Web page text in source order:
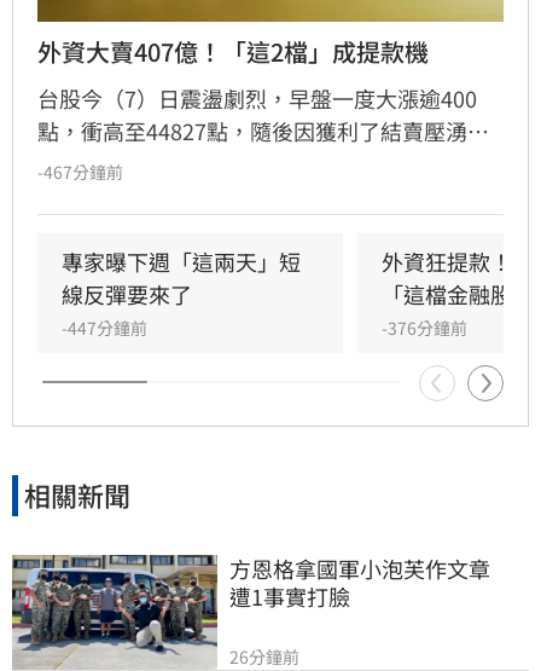
外資大賣407億！「這2檔」成提款機
台股今（7）日震盪劇烈，早盤一度大漲逾400
點，衝高至44827點，隨後因獲利了結賣壓湧
現，指數翻黑收在44225.91點，下跌170.79點，
億元，大舉減碼群創與華邦電，長榮航則獲外資
青睞成為買超冠軍。市場多空在季線壓力區拉
鋸，投資人需密切留意後續外資操作動向與資金
流向，短線獲利回吐賣壓是否持續，將成為影響
大盤後市走勢的關鍵指標。
-467分鐘前
專家曝下週「這兩天」短
線反彈要來了
-447分鐘前
外資狂提款！
「這檔金融股 」
-376分鐘前
相關新聞
方恩格拿國軍小泡芙作文章
遭1事實打臉
26分鐘前